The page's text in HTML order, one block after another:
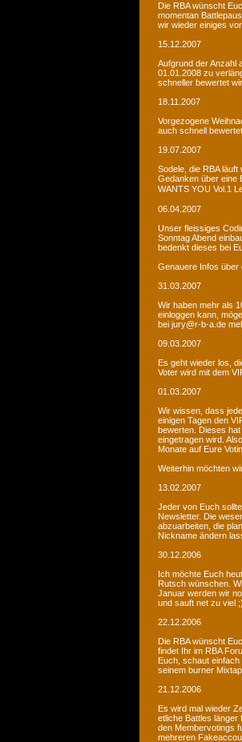
Die RBA wünscht
momentan
wir wieder einiges
15.12.2007
Aufgrund der Anzahl
01.01.2008 zu
schneller bewertet
18.11.2007
Vorgezogene
auch schnell
19.07.2007
Sodele, die RBA
Gedanken über eine
WANTS YOU Vol.1
06.04.2007
Unser fleissiges
Sonntag Abend
bedenkt dieses bei
Genauere Infos über
31.03.2007
Wir haben mehr als
einloggen kann,
bei jury@r-b-a.de
09.03.2007
Es geht wieder los,
Voter wird mit dem
01.03.2007
Wir wissen, dass
einigen Tagen den
bewerten. Dieses
eingetragen wird.
Monate auf Eure
Weiterhin möchten
13.02.2007
Jeder von Euch
Newsletter. Die
abzuarbeiten, die
Nickname ändern
30.12.2006
Ich möchte Euch
Rutsch wünschen.
Januar werden wir
und sauft net zu viel
22.12.2006
Die RBA wünscht
findet Ihr im RBA
Euch, schaut einfach
seinem burner
21.12.2006
Es wird mal wieder
etliche Battles länger
den Membervotings
mehreren